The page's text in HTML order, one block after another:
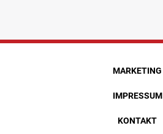
MARKETING
IMPRESSUM
KONTAKT